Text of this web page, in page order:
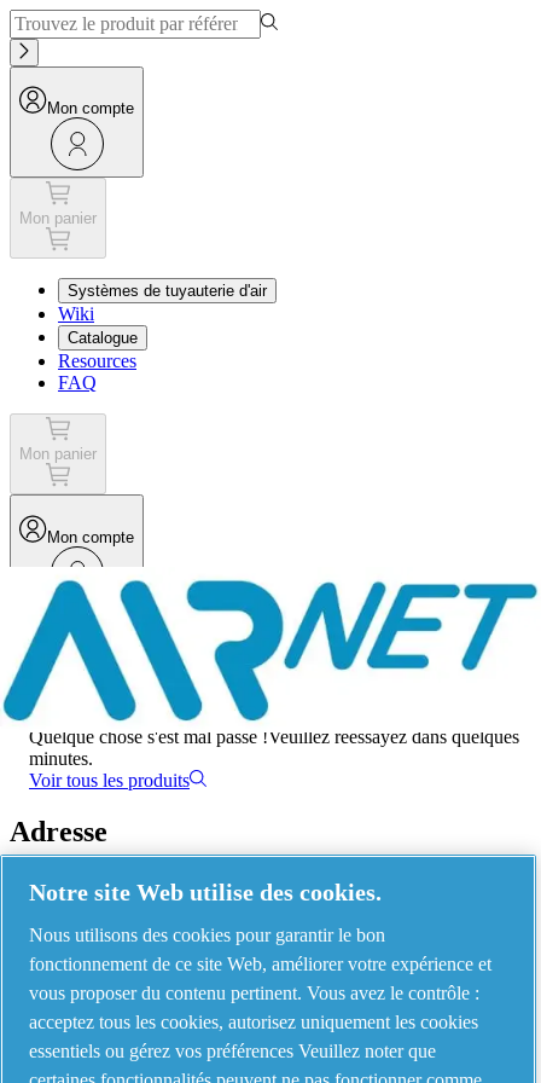
Mon compte
Mon panier
Systèmes de tuyauterie d'air
Wiki
Catalogue
Resources
FAQ
Mon panier
Mon compte
Menu
Une erreur s'est produite
Quelque chose s'est mal passé !Veuillez réessayez dans quelques
minutes.
Voir tous les produits
Adresse
AIRnet - C.Aria.C
Via Selva Maiolo, 5/7 - 36075, Montecchio Maggiore, Vicenza Italy
Contact us
Notre site Web utilise des cookies.
Nous utilisons des cookies pour garantir le bon
fonctionnement de ce site Web, améliorer votre expérience et
vous proposer du contenu pertinent. Vous avez le contrôle :
acceptez tous les cookies, autorisez uniquement les cookies
essentiels ou gérez vos préférences Veuillez noter que